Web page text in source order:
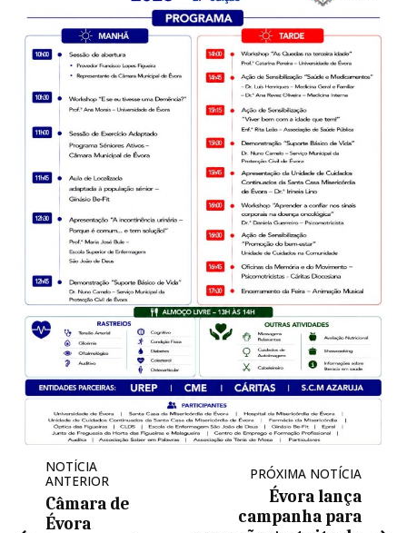
NOTÍCIA
ANTERIOR
Câmara de
Évora
PRÓXIMA NOTÍCIA
Évora lança
campanha para